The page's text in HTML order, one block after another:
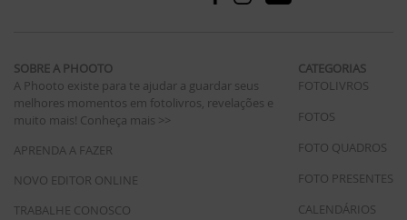
SOBRE A PHOOTO
A Phooto existe para te ajudar a guardar seus
melhores momentos em fotolivros, revelações e
muito mais! Conheça mais >>
APRENDA A FAZER
NOVO EDITOR ONLINE
TRABALHE CONOSCO
CATEGORIAS
FOTOLIVROS
FOTOS
FOTO QUADROS
FOTO PRESENTES
CALENDÁRIOS